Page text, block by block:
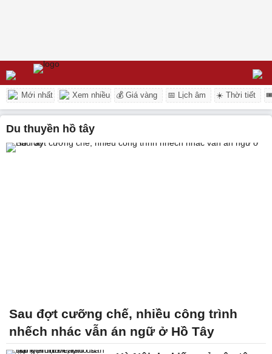
Mới nhất Xem nhiều 💰 Giá vàng 📅 Lịch âm ☀️ Thời tiết
du thuyền hồ tây
Sau đợt cưỡng chế, nhiều công trình
nhếch nhác vẫn án ngữ ở Hồ Tây